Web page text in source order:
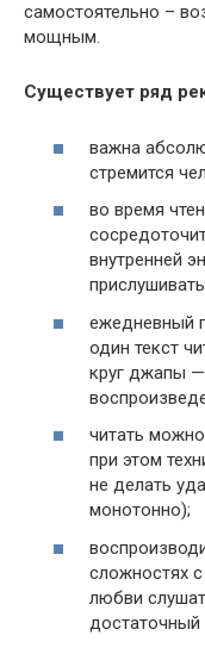
самостоятельно –
мощным.
Существует ряд
важна
стремится
во время
внутренней
ежедневный
один текст
круг джапы —
читать
при этом
не делать
монотонно);
сложностях
любви
достаточный